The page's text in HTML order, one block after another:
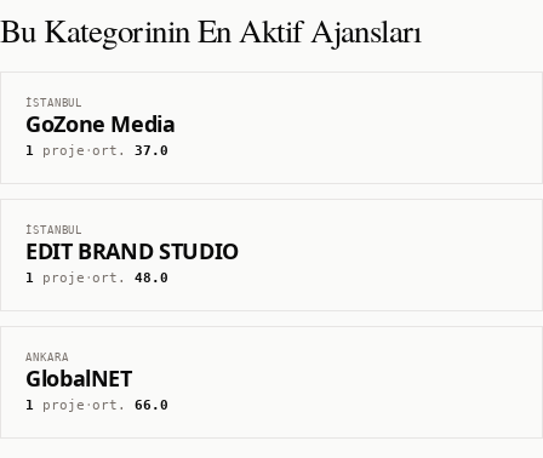
Bu Kategorinin En Aktif Ajansları
İSTANBUL
GoZone Media
1proje ·ort.37.0
İSTANBUL
EDIT BRAND STUDIO
1proje ·ort.48.0
ANKARA
GlobalNET
1proje ·ort.66.0